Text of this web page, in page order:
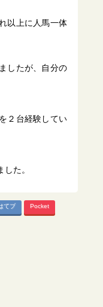
以上に人馬一体
したが、自分の
２台経験してい
た。
てブ Pocket